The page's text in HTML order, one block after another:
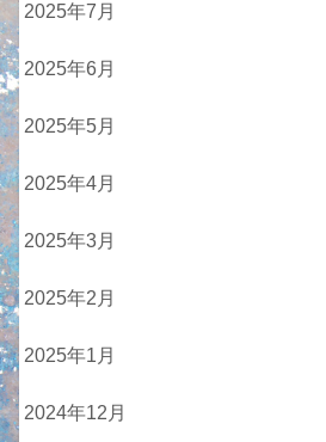
2025年7月
2025年6月
2025年5月
2025年4月
2025年3月
2025年2月
2025年1月
2024年12月